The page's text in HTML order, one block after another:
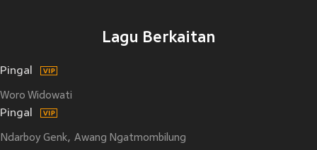
Lagu Berkaitan
Pingal
Woro Widowati
Pingal
Ndarboy Genk Awang Ngatmombilung